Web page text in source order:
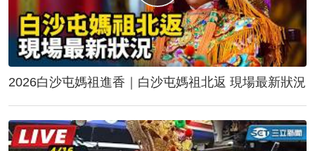
2026白沙屯媽祖進香｜白沙屯媽祖北返 現場最新狀況